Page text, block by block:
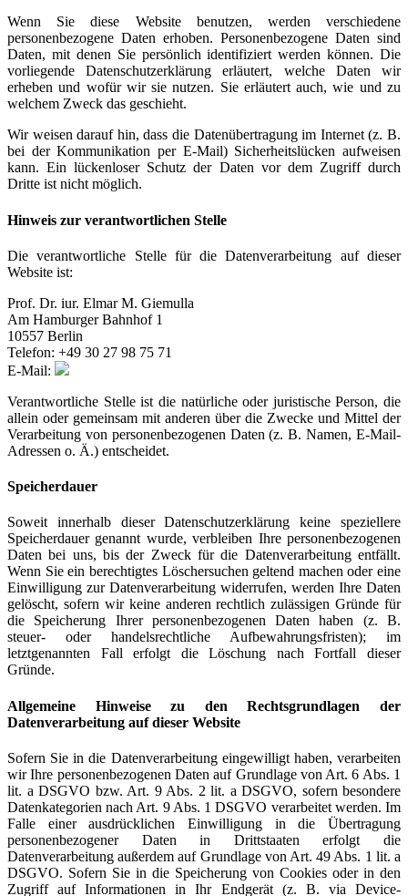
Wenn Sie diese Website benutzen, werden verschiedene
personenbezogene Daten erhoben. Personenbezogene Daten sind
Daten, mit denen Sie persönlich identifiziert werden können. Die
vorliegende Datenschutzerklärung erläutert, welche Daten wir
erheben und wofür wir sie nutzen. Sie erläutert auch, wie und zu
welchem Zweck das geschieht.
Wir weisen darauf hin, dass die Datenübertragung im Internet (z. B.
bei der Kommunikation per E-Mail) Sicherheitslücken aufweisen
kann. Ein lückenloser Schutz der Daten vor dem Zugriff durch
Dritte ist nicht möglich.
Hinweis zur verantwortlichen Stelle
Die verantwortliche Stelle für die Datenverarbeitung auf dieser
Website ist:
Prof. Dr. iur. Elmar M. Giemulla
Am Hamburger Bahnhof 1
10557 Berlin
Telefon: +49 30 27 98 75 71
E-Mail:
Verantwortliche Stelle ist die natürliche oder juristische Person, die
allein oder gemeinsam mit anderen über die Zwecke und Mittel der
Verarbeitung von personenbezogenen Daten (z. B. Namen, E-Mail-
Adressen o. Ä.) entscheidet.
Speicherdauer
Soweit innerhalb dieser Datenschutzerklärung keine speziellere
Speicherdauer genannt wurde, verbleiben Ihre personenbezogenen
Daten bei uns, bis der Zweck für die Datenverarbeitung entfällt.
Wenn Sie ein berechtigtes Löschersuchen geltend machen oder eine
Einwilligung zur Datenverarbeitung widerrufen, werden Ihre Daten
gelöscht, sofern wir keine anderen rechtlich zulässigen Gründe für
die Speicherung Ihrer personenbezogenen Daten haben (z. B.
steuer- oder handelsrechtliche Aufbewahrungsfristen); im
letztgenannten Fall erfolgt die Löschung nach Fortfall dieser
Gründe.
Allgemeine Hinweise zu den Rechtsgrundlagen der
Datenverarbeitung auf dieser Website
Sofern Sie in die Datenverarbeitung eingewilligt haben, verarbeiten
wir Ihre personenbezogenen Daten auf Grundlage von Art. 6 Abs. 1
lit. a DSGVO bzw. Art. 9 Abs. 2 lit. a DSGVO, sofern besondere
Datenkategorien nach Art. 9 Abs. 1 DSGVO verarbeitet werden. Im
Falle einer ausdrücklichen Einwilligung in die Übertragung
personenbezogener Daten in Drittstaaten erfolgt die
Datenverarbeitung außerdem auf Grundlage von Art. 49 Abs. 1 lit. a
DSGVO. Sofern Sie in die Speicherung von Cookies oder in den
Zugriff auf Informationen in Ihr Endgerät (z. B. via Device-